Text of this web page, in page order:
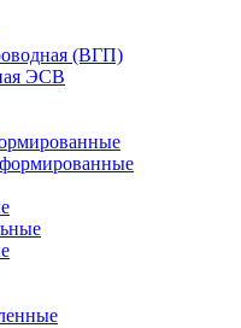
(ВГП)
ЭСВ